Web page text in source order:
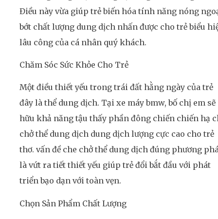
Điều này vừa giúp trẻ biến hóa tính năng nóng
bớt chất lượng dung dịch nhấn được cho trẻ biểu
lâu công của cá nhân quý khách.
Chăm Sóc Sức Khỏe Cho Trẻ
Một điều thiết yếu trong trái đất hằng ngày của trẻ
đây là thể dung dịch. Tại xe máy bmw, bố chị em sẽ
hữu khả năng tậu thấy phần đông chiến chiến hạ
chở thể dung dịch dung dịch lượng cực cao cho trẻ
thơ. vấn đề che chở thể dung dịch đúng phương
là vứt ra tiết thiết yếu giúp trẻ đổi bắt đầu với phát
triển bạo dạn với toàn vẹn.
Chọn Sản Phẩm Chất Lượng